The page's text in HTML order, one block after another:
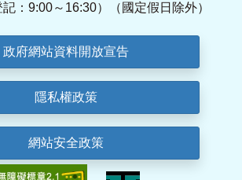
記：9:00～16:30）（國定假日除外）
政府網站資料開放宣告
隱私權政策
網站安全政策